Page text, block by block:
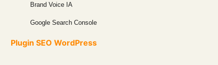
Brand Voice IA
Google Search Console
Plugin SEO WordPress